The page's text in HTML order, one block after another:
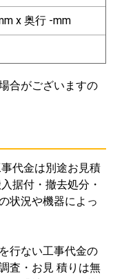
x 奥行 -mm
合がございますの
代金は別途お見積
据付・撤去処分・
状況や機器によっ
行ない工事代金の
査・お見 積りは無